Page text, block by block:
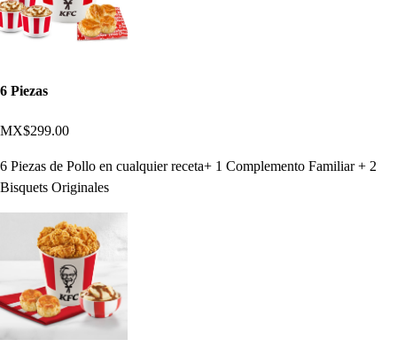
6 Piezas
MX$299.00
6 Piezas de Pollo en cualquier receta+ 1 Complemento Familiar + 2
Bisquets Originales